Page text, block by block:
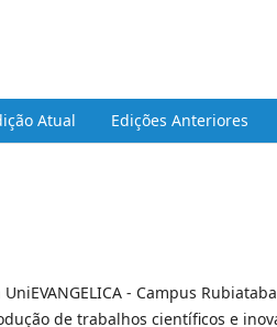
Atual Edições Anteriores
- Campus
de trabalhos científicos e